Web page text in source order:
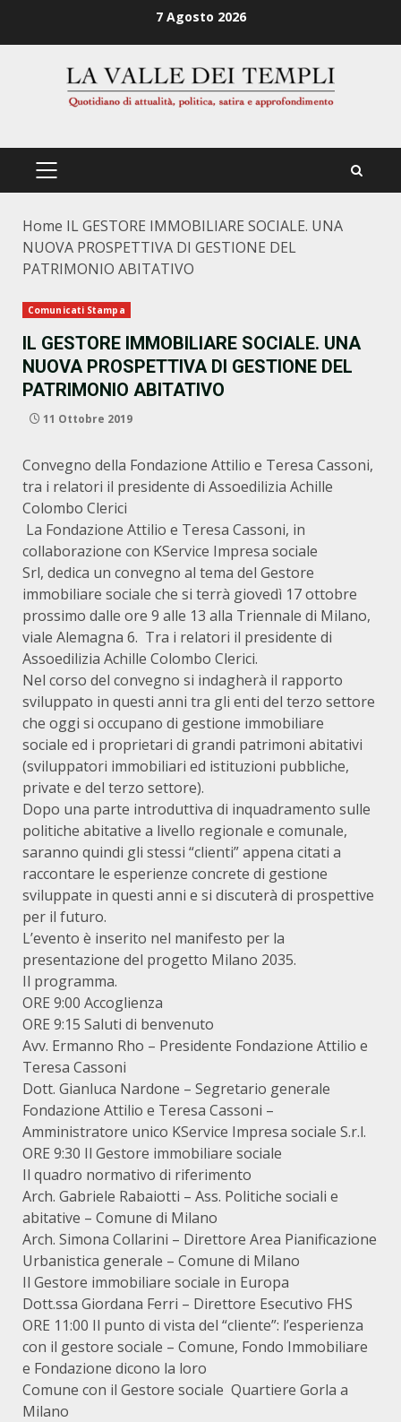
7 Agosto 2026
PRIMÄRES
Home IL GESTORE IMMOBILIARE SOCIALE. UNA
NUOVA PROSPETTIVA DI GESTIONE DEL
PATRIMONIO ABITATIVO
Comunicati Stampa
IL GESTORE IMMOBILIARE SOCIALE. UNA
NUOVA PROSPETTIVA DI GESTIONE DEL
PATRIMONIO ABITATIVO
11 Ottobre 2019
Convegno della Fondazione Attilio e Teresa Cassoni,
tra i relatori il presidente di Assoedilizia Achille
Colombo Clerici
La Fondazione Attilio e Teresa Cassoni, in
collaborazione con KService Impresa sociale
Srl, dedica un convegno al tema del Gestore
immobiliare sociale che si terrà giovedì 17 ottobre
prossimo dalle ore 9 alle 13 alla Triennale di Milano,
viale Alemagna 6. Tra i relatori il presidente di
Assoedilizia Achille Colombo Clerici.
Nel corso del convegno si indagherà il rapporto
sviluppato in questi anni tra gli enti del terzo settore
che oggi si occupano di gestione immobiliare
sociale ed i proprietari di grandi patrimoni abitativi
(sviluppatori immobiliari ed istituzioni pubbliche,
private e del terzo settore).
Dopo una parte introduttiva di inquadramento sulle
politiche abitative a livello regionale e comunale,
saranno quindi gli stessi “clienti” appena citati a
raccontare le esperienze concrete di gestione
sviluppate in questi anni e si discuterà di prospettive
per il futuro.
L’evento è inserito nel manifesto per la
presentazione del progetto Milano 2035.
Il programma.
ORE 9:00 Accoglienza
ORE 9:15 Saluti di benvenuto
Avv. Ermanno Rho – Presidente Fondazione Attilio e
Teresa Cassoni
Dott. Gianluca Nardone – Segretario generale
Fondazione Attilio e Teresa Cassoni –
Amministratore unico KService Impresa sociale S.r.l.
ORE 9:30 Il Gestore immobiliare sociale
Il quadro normativo di riferimento
Arch. Gabriele Rabaiotti – Ass. Politiche sociali e
abitative – Comune di Milano
Arch. Simona Collarini – Direttore Area Pianificazione
Urbanistica generale – Comune di Milano
Il Gestore immobiliare sociale in Europa
Dott.ssa Giordana Ferri – Direttore Esecutivo FHS
ORE 11:00 Il punto di vista del “cliente”: l’esperienza
con il gestore sociale – Comune, Fondo Immobiliare
e Fondazione dicono la loro
Comune con il Gestore sociale Quartiere Gorla a
Milano